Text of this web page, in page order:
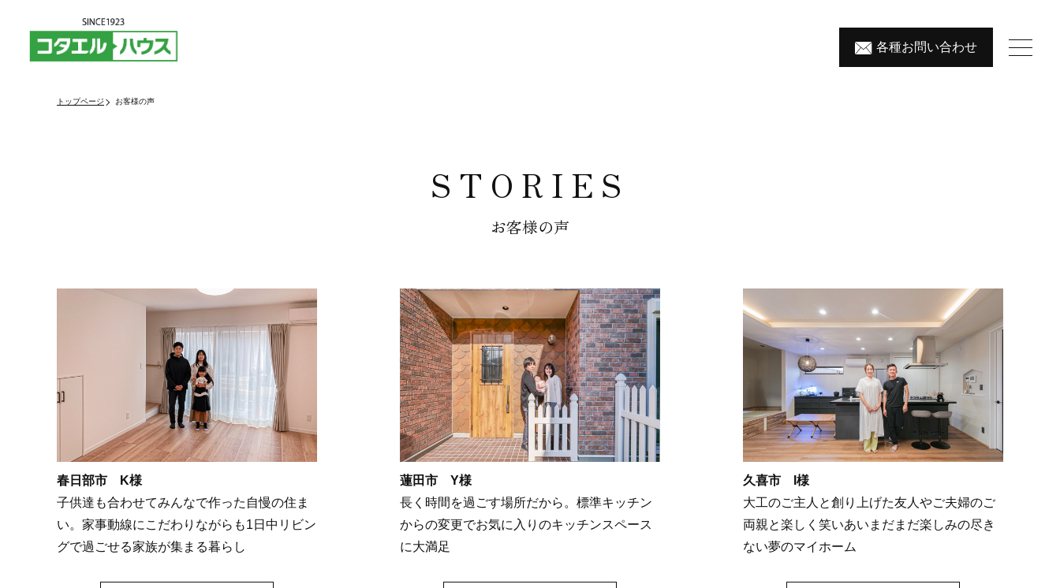
各種お問い合わせ
トップページ お客様の声
STORIES
お客様の声
春日部市 K様
子供達も合わせてみんなで作った自慢の住ま
い。家事動線にこだわりながらも1日中リビン
グで過ごせる家族が集まる暮らし
蓮田市 Y様
長く時間を過ごす場所だから。標準キッチン
からの変更でお気に入りのキッチンスペース
に大満足
久喜市 I様
大工のご主人と創り上げた友人やご夫婦のご
両親と楽しく笑いあいまだまだ楽しみの尽き
ない夢のマイホーム